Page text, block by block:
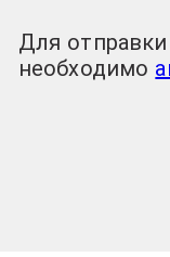
Для
необходимо